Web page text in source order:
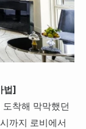
법]
착해 막막했던
까지 로비에서